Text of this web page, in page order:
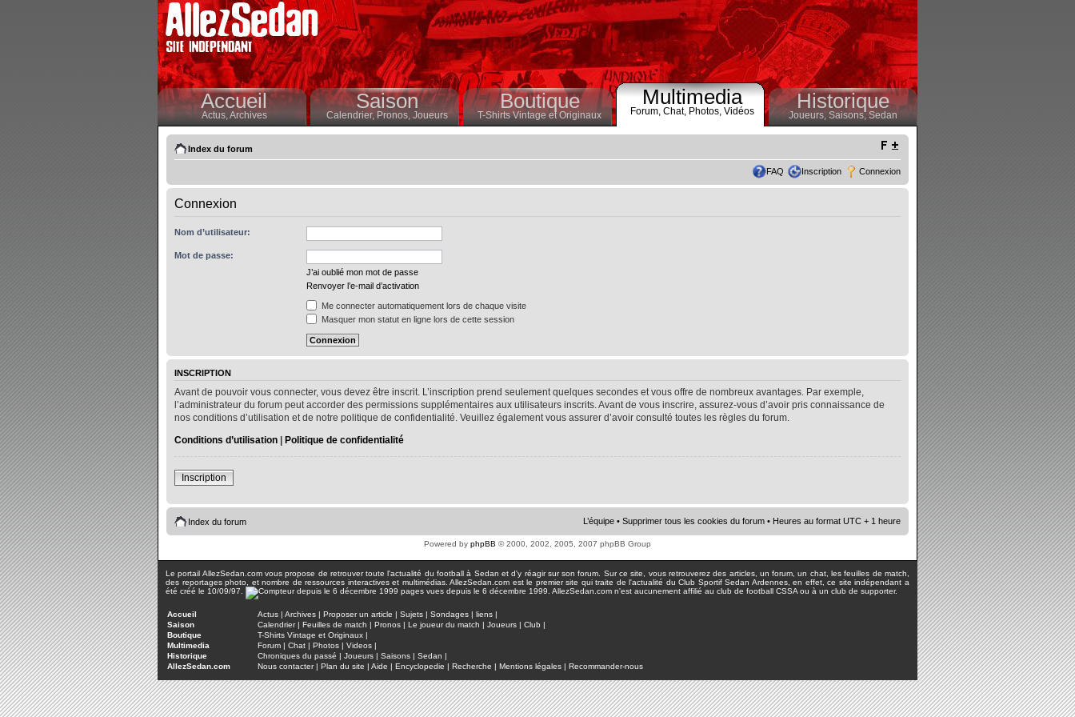
Accueil
Actus,Archives
Saison
Calendrier,Pronos, Joueurs
Boutique
T-Shirts Vintage et Originaux
Multimedia
Forum, Chat, Photos, Vidéos Historique
Joueurs, Saisons,Sedan
Index du forum
FAQ Inscription Connexion
Connexion
Nom d’utilisateur:
Mot de passe:
J’ai oublié mon mot de passe
Renvoyer l’e-mail d’activation
Me connecter automatiquement lors de chaque visite
Masquer mon statut en ligne lors de cette session
INSCRIPTION
Avant de pouvoir vous connecter, vous devez être inscrit. L’inscription prend seulement quelques secondes et vous offre de nombreux avantages. Par exemple,
l’administrateur du forum peut accorder des permissions supplémentaires aux utilisateurs inscrits. Avant de vous inscrire, assurez-vous d’avoir pris connaissance de
nos conditions d’utilisation et de notre politique de confidentialité. Veuillez également vous assurer d’avoir consulté toutes les règles du forum.
Conditions d’utilisation | Politique de confidentialité
Inscription
Index du forum L’équipe • Supprimer tous les cookies du forum • Heures au format UTC + 1 heure
Powered by phpBB © 2000, 2002, 2005, 2007 phpBB Group
Le portail AllezSedan.com vous propose de retrouver toute l'actualité du football à Sedan et d'y réagir sur son forum. Sur ce site, vous retrouverez des articles, un forum, un chat, les feuilles de match,
des reportages photo, et nombre de ressources interactives et multimédias. AllezSedan.com est le premier site qui traite de l'actualité du Club Sportif Sedan Ardennes, en effet, ce site indépendant a
été créé le 10/09/97.
pages vues depuis le 6 décembre 1999. AllezSedan.com n'est aucunement affilié au club de football CSSA ou à un club de supporter.
Accueil Actus | Archives | Proposer un article | Sujets | Sondages | liens |
Saison
Calendrier| Feuilles de match | Pronos | Le joueur du match | Joueurs | Club |
Boutique
T-Shirts Vintage et Originaux |
Multimedia
Forum | Chat | Photos | Videos |
Historique
Chroniques du passé | Joueurs | Saisons | Sedan |
AllezSedan.com
Nous contacter| Plan du site | Aide | Encyclopedie | Recherche | Mentions légales | Recommander-nous